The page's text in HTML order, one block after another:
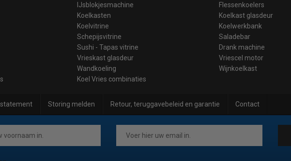
IJsblokjesmachine
Flessenkoelers
Koelkasten
Koelkast glasdeur
Koelvitrine
Koelwerkbank
Schepijsvitrine
Saladebar
Sushi - Tapas vitrine
Drank machine
Vrieskast glasdeur
Vriescel motor
Wandkoeling
Wijnkoelkast
Koel Vries combinaties
statement Storing melden Retour, teruggavebeleid en garantie Contact